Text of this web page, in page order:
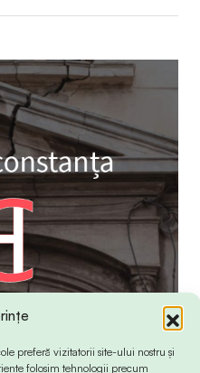
preferă vizitatorii site-ului nostru și
folosim tehnologii precum